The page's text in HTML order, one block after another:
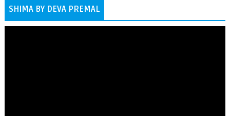
SHIMA BY DEVA PREMAL